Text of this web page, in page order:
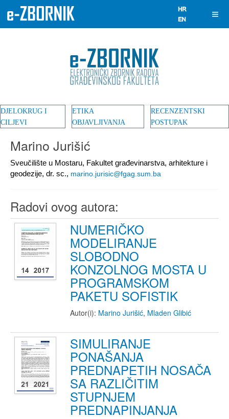
DJELOKRUG I
CILJEVI
ETIKA
OBJAVLJIVANJA
RECENZENTSKI
POSTUPAK
Marino Jurišić
Sveučilište u Mostaru, Fakultet građevinarstva, arhitekture i
geodezije, dr. sc., marino.jurisic@fgag.sum.ba
Radovi ovog autora:
NUMERIČKO
MODELIRANJE
SLOBODNO
KONZOLNOG MOSTA U
PROGRAMSKOM
PAKETU SOFISTIK
Autor(i): Marino Jurišić, Mladen Glibić
SIMULIRANJE
PONAŠANJA
PREDNAPETIH NOSAČA
SA RAZLIČITIM
STUPNJEM
PREDNAPINJANJA